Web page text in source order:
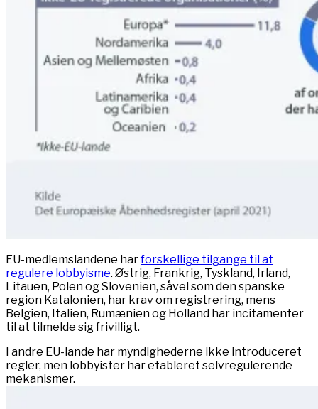
EU-medlemslandene harforskellige tilgange til at
regulere lobbyisme. Østrig, Frankrig, Tyskland, Irland,
Litauen, Polen og Slovenien, såvel som den spanske
region Katalonien, har krav om registrering, mens
Belgien, Italien, Rumænien og Holland har incitamenter
til at tilmelde sig frivilligt.
I andre EU-lande har myndighederne ikke introduceret
regler, men lobbyister har etableret selvregulerende
mekanismer.